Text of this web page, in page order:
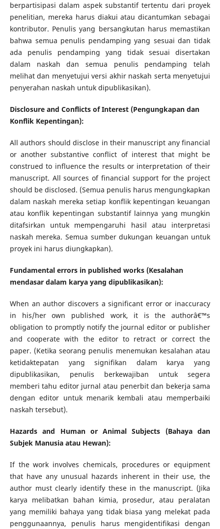
berpartisipasi dalam aspek substantif tertentu dari proyek
penelitian, mereka harus diakui atau dicantumkan sebagai
kontributor. Penulis yang bersangkutan harus memastikan
bahwa semua penulis pendamping yang sesuai dan tidak
ada penulis pendamping yang tidak sesuai disertakan
dalam naskah dan semua penulis pendamping telah
melihat dan menyetujui versi akhir naskah serta menyetujui
penyerahan naskah untuk dipublikasikan).
Disclosure and Conflicts of Interest (Pengungkapan dan
Konflik Kepentingan):
All authors should disclose in their manuscript any financial
or another substantive conflict of interest that might be
construed to influence the results or interpretation of their
manuscript. All sources of financial support for the project
should be disclosed. (Semua penulis harus mengungkapkan
dalam naskah mereka setiap konflik kepentingan keuangan
atau konflik kepentingan substantif lainnya yang mungkin
ditafsirkan untuk mempengaruhi hasil atau interpretasi
naskah mereka. Semua sumber dukungan keuangan untuk
proyek ini harus diungkapkan).
Fundamental errors in published works (Kesalahan
mendasar dalam karya yang dipublikasikan):
When an author discovers a significant error or inaccuracy
in his/her own published work, it is the authorâ€™s
obligation to promptly notify the journal editor or publisher
and cooperate with the editor to retract or correct the
paper. (Ketika seorang penulis menemukan kesalahan atau
ketidaktepatan yang signifikan dalam karya yang
dipublikasikan, penulis berkewajiban untuk segera
memberi tahu editor jurnal atau penerbit dan bekerja sama
dengan editor untuk menarik kembali atau memperbaiki
naskah tersebut).
Hazards and Human or Animal Subjects (Bahaya dan
Subjek Manusia atau Hewan):
If the work involves chemicals, procedures or equipment
that have any unusual hazards inherent in their use, the
author must clearly identify these in the manuscript. (Jika
karya melibatkan bahan kimia, prosedur, atau peralatan
yang memiliki bahaya yang tidak biasa yang melekat pada
penggunaannya, penulis harus mengidentifikasi dengan